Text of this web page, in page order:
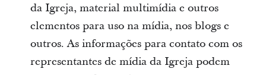
da Igreja, material multimídia e outros
elementos para uso na mídia, nos blogs e
outros. As informações para contato com os
representantes de mídia da Igreja podem